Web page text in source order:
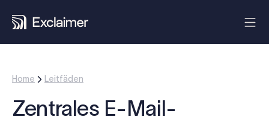
Home Leitfäden
Zentrales E-Mail-